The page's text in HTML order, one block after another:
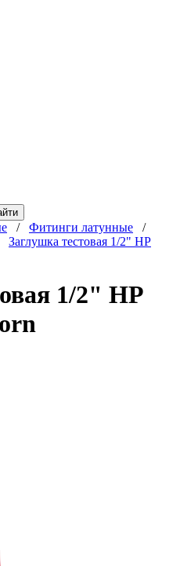
/ Фитинги латунные /
Заглушка тестовая 1/2" НР
1/2" НР